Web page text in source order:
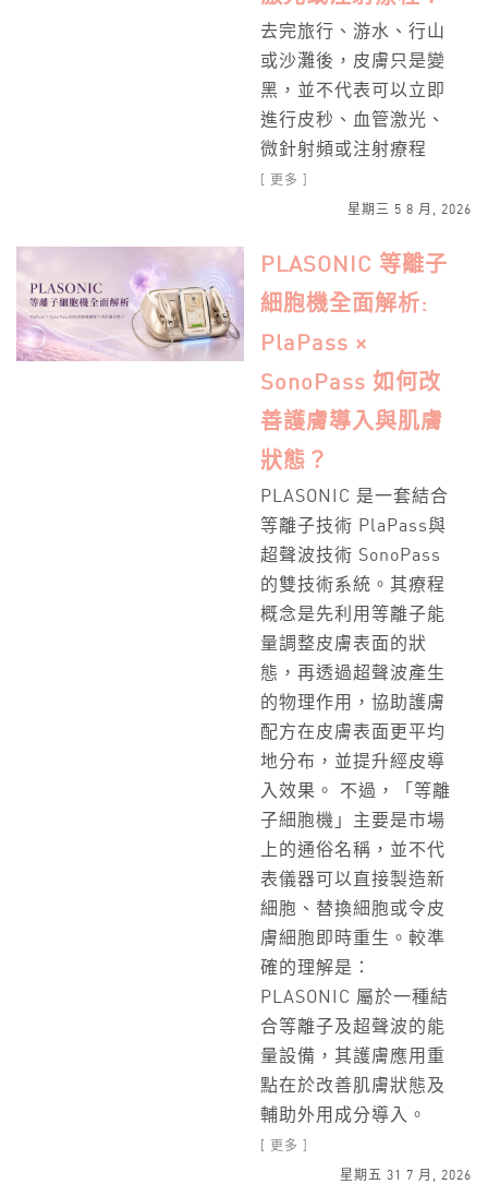
去完旅行、游水、行山
或沙灘後，皮膚只是變
黑，並不代表可以立即
進行皮秒、血管激光、
微針射頻或注射療程
[ 更多 ]
星期三 5 8 月, 2026
PLASONIC 等離子
細胞機全面解析:
PlaPass ×
SonoPass 如何改
善護膚導入與肌膚
狀態？
PLASONIC 是一套結合
等離子技術 PlaPass與
超聲波技術 SonoPass
的雙技術系統。其療程
概念是先利用等離子能
量調整皮膚表面的狀
態，再透過超聲波產生
的物理作用，協助護膚
配方在皮膚表面更平均
地分布，並提升經皮導
入效果。 不過，「等離
子細胞機」主要是市場
上的通俗名稱，並不代
表儀器可以直接製造新
細胞、替換細胞或令皮
膚細胞即時重生。較準
確的理解是：
PLASONIC 屬於一種結
合等離子及超聲波的能
量設備，其護膚應用重
點在於改善肌膚狀態及
輔助外用成分導入。
[ 更多 ]
星期五 31 7 月, 2026